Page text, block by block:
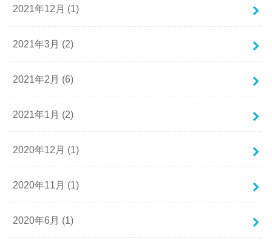
2021年12月 (1)
2021年3月 (2)
2021年2月 (6)
2021年1月 (2)
2020年12月 (1)
2020年11月 (1)
2020年6月 (1)